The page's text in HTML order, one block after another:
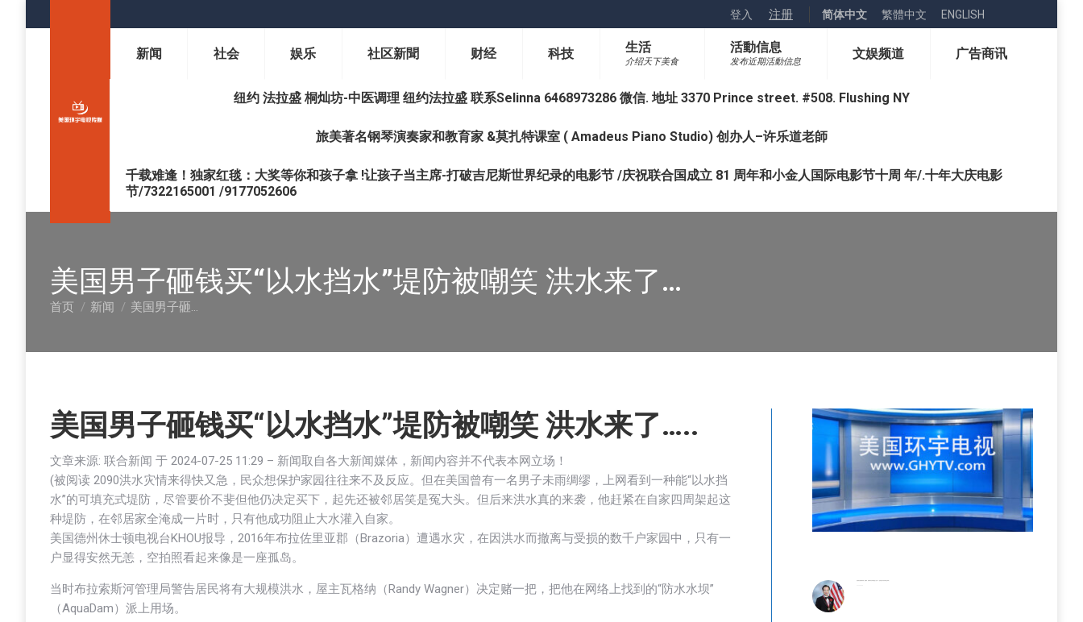
登入 注册 简体中文 繁體中文 ENGLISH
新闻 社会 娱乐 社区新聞 财经 科技 生活
介绍天下美食
活動信息
发布近期活動信息
文娱频道 广告商讯
纽约 法拉盛 桐灿坊-中医调理 纽约法拉盛 联系Selinna 6468973286 微信. 地址 3370 Prince street. #508. Flushing NY
旅美著名钢琴演奏家和教育家 &莫扎特课室 ( Amadeus Piano Studio) 创办人–许乐道老師
千载难逢！独家红毯：大奖等你和孩子拿 !让孩子当主席-打破吉尼斯世界纪录的电影节 /庆祝联合国成立 81 周年和小金人国际电影节十周 年/.十年大庆电影
节/7322165001 /9177052606
美国男子砸钱买“以水挡水”堤防被嘲笑 洪水来了…
您在这里：
首页 新闻 美国男子砸…
美国男子砸钱买“以水挡水”堤防被嘲笑 洪水来了…..
文章来源: 联合新闻 于 2024-07-25 11:29 – 新闻取自各大新闻媒体，新闻内容并不代表本网立场！
(被阅读 2090洪水灾情来得快又急，民众想保护家园往往来不及反应。但在美国曾有一名男子未雨绸缪，上网看到一种能“以水挡
水”的可填充式堤防，尽管要价不斐但他仍决定买下，起先还被邻居笑是冤大头。但后来洪水真的来袭，他赶紧在自家四周架起这
种堤防，在邻居家全淹成一片时，只有他成功阻止大水灌入自家。
美国德州休士顿电视台KHOU报导，2016年布拉佐里亚郡（Brazoria）遭遇水灾，在因洪水而撤离与受损的数千户家园中，只有一
户显得安然无恙，空拍照看起来像是一座孤岛。
当时布拉索斯河管理局警告居民将有大规模洪水，屋主瓦格纳（Randy Wagner）决定赌一把，把他在网络上找到的“防水水坝”
（AquaDam）派上用场。